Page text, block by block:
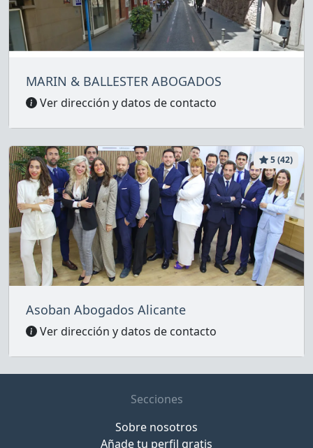
MARIN & BALLESTER ABOGADOS
Ver dirección y datos de contacto
5 (42)
Asoban Abogados Alicante
Ver dirección y datos de contacto
Secciones
Sobre nosotros
Añade tu perfil gratis